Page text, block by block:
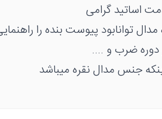
اساتید گرامی
مدال توانابود پیوست بنده را
ضرب و ....
جنس مدال نقره میباشد